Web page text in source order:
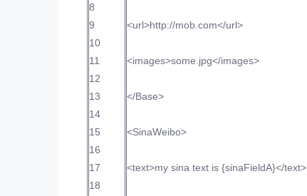
8
9
10
11
12
13
14
15
16
17
18
<url>http://mob.com</url>
<images>some.jpg</images>
</Base>
<SinaWeibo>
<text>my sina text is {sinaFieldA}</text>